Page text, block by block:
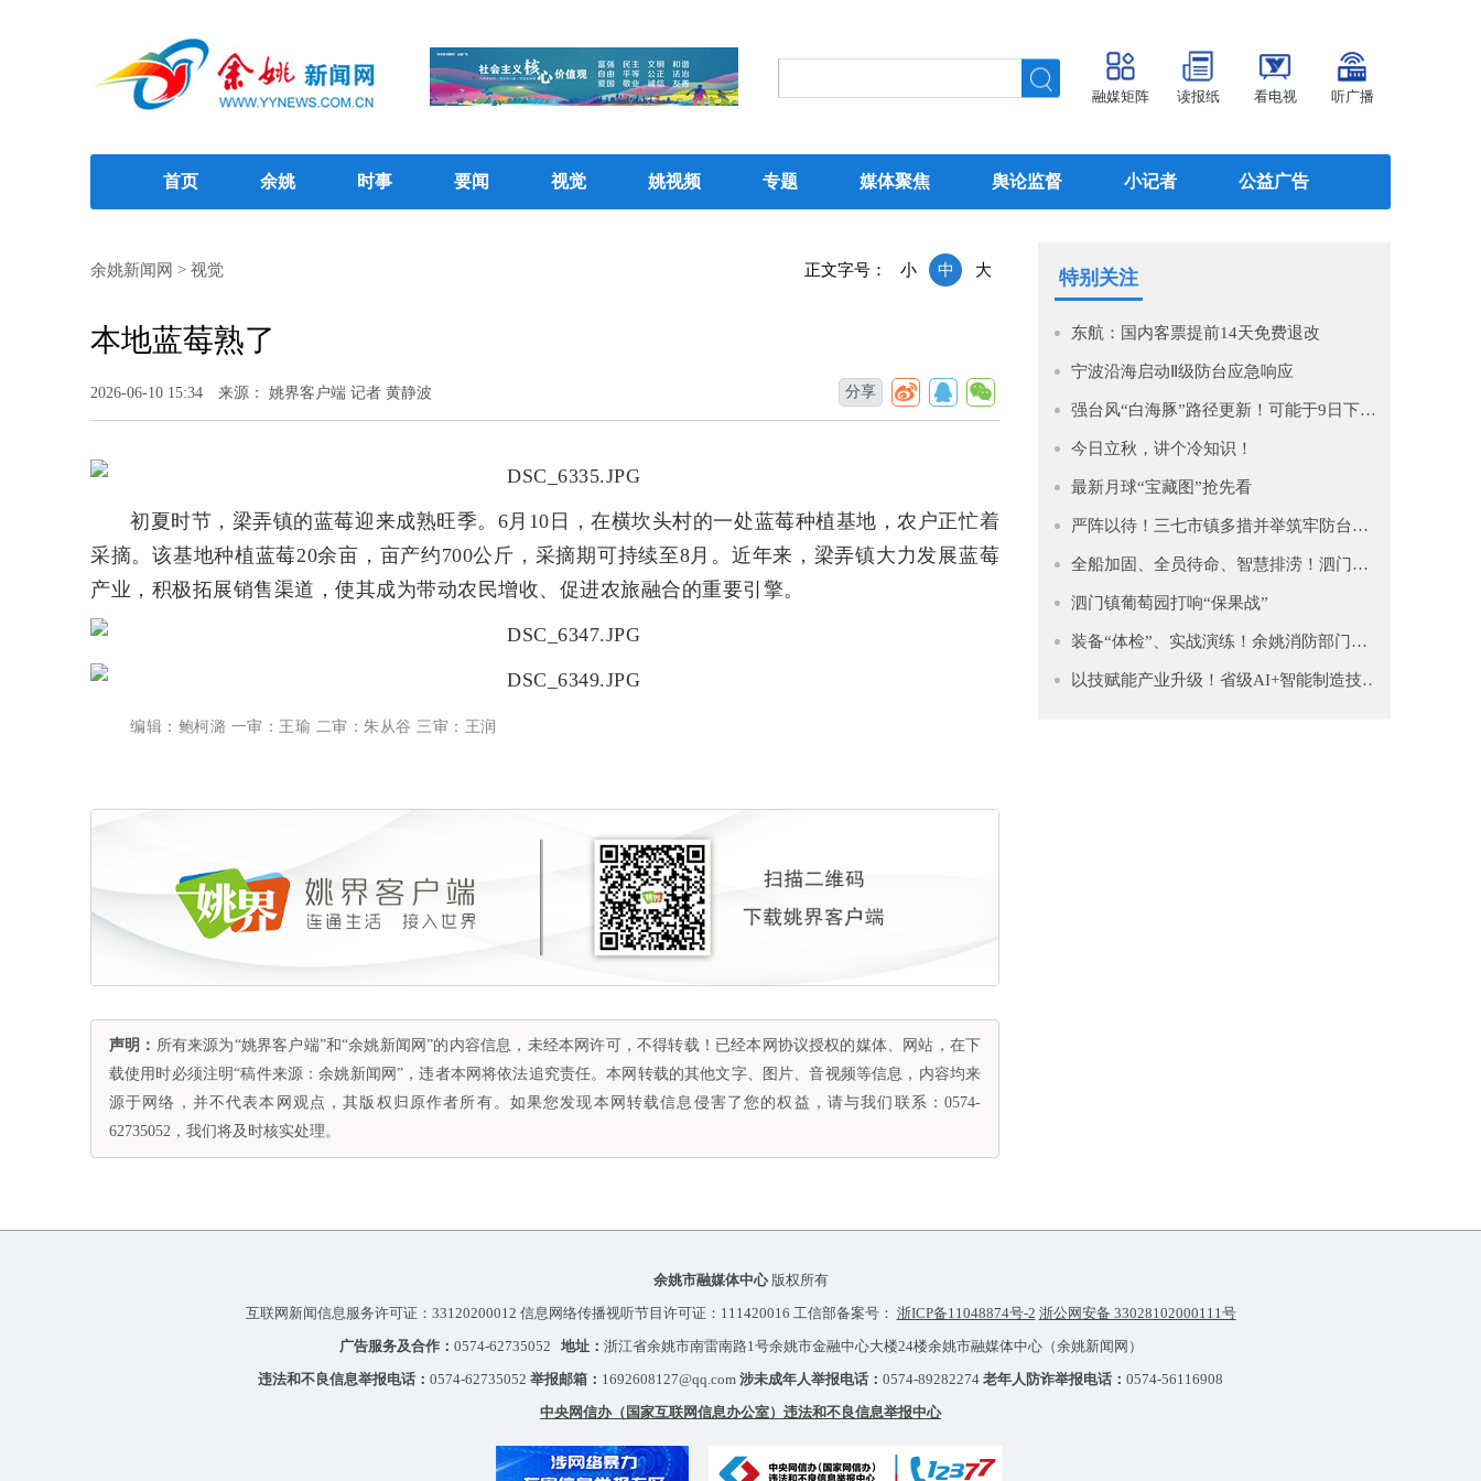
融媒矩阵 读报纸 看电视 听广播
首页 余姚 时事 要闻 视觉 姚视频 专题 媒体聚焦 舆论监督 小记者 公益广告
正文字号： 小 中 大
余姚新闻网 > 视觉
本地蓝莓熟了
2026-06-10 15:34 来源： 姚界客户端 记者 黄静波 分享
初夏时节，梁弄镇的蓝莓迎来成熟旺季。6月10日，在横坎头村的一处蓝莓种植基地，农户正忙着
采摘。该基地种植蓝莓20余亩，亩产约700公斤，采摘期可持续至8月。近年来，梁弄镇大力发展蓝莓
产业，积极拓展销售渠道，使其成为带动农民增收、促进农旅融合的重要引擎。
编辑：鲍柯潞 一审：王瑜 二审：朱从谷 三审：王润
声明： 所有来源为“姚界客户端”和“余姚新闻网”的内容信息，未经本网许可，不得转载！已经本网协议授权的媒体、网站，在下
载使用时必须注明“稿件来源：余姚新闻网”，违者本网将依法追究责任。本网转载的其他文字、图片、音视频等信息，内容均来
源于网络，并不代表本网观点，其版权归原作者所有。如果您发现本网转载信息侵害了您的权益，请与我们联系：0574-
62735052，我们将及时核实处理。
特别关注
东航：国内客票提前14天免费退改
宁波沿海启动Ⅱ级防台应急响应
强台风“白海豚”路径更新！可能于9日下午至10日早晨在浙江到福建北部沿海地区登陆！
今日立秋，讲个冷知识！
最新月球“宝藏图”抢先看
严阵以待！三七市镇多措并举筑牢防台安全网
全船加固、全员待命、智慧排涝！泗门镇筑牢防台“安全堤”
泗门镇葡萄园打响“保果战”
装备“体检”、实战演练！余姚消防部门全力备战“白海豚”
以技赋能产业升级！省级AI+智能制造技能竞赛助力余姚从“制造”迈向“智造”
余姚市融媒体中心版权所有
互联网新闻信息服务许可证：33120200012 信息网络传播视听节目许可证：111420016 工信部备案号： 浙ICP备11048874号-2 浙公网安备 33028102000111号
广告服务及合作： 0574-62735052 地址： 浙江省余姚市南雷南路1号余姚市金融中心大楼24楼余姚市融媒体中心（余姚新闻网）
违法和不良信息举报电话： 0574-62735052 举报邮箱： 1692608127@qq.com 涉未成年人举报电话： 0574-89282274 老年人防诈举报电话： 0574-56116908
中央网信办（国家互联网信息办公室）违法和不良信息举报中心